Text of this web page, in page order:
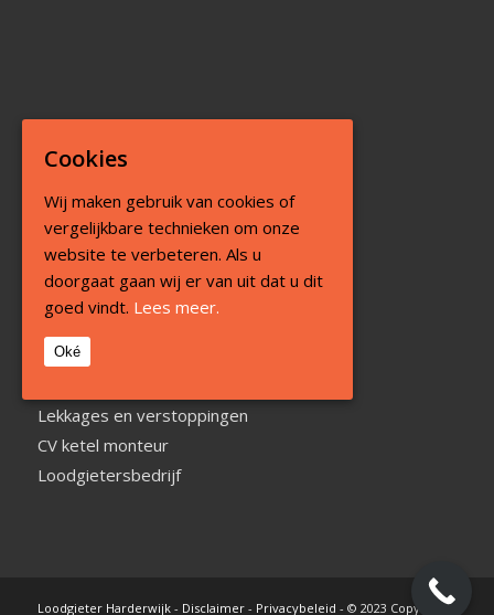
DIENSTVERLENING
Lekkages en verstoppingen
CV ketel monteur
Loodgietersbedrijf
Loodgieter Harderwijk- Disclaimer- Privacybeleid - © 2023 Copyright
Cookies
Wij maken gebruik van cookies of
vergelijkbare technieken om onze
website te verbeteren. Als u
doorgaat gaan wij er van uit dat u dit
goed vindt. Lees meer.
Oké